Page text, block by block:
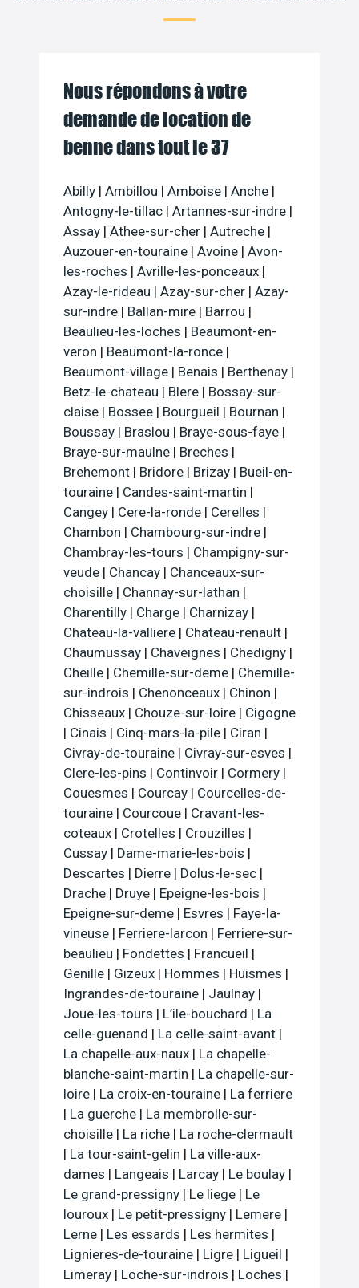
Nous répondons à votre
demande de location de
benne dans tout le 37
Abilly | Ambillou | Amboise | Anche |
Antogny-le-tillac | Artannes-sur-indre |
Assay | Athee-sur-cher | Autreche |
Auzouer-en-touraine | Avoine | Avon-
les-roches | Avrille-les-ponceaux |
Azay-le-rideau | Azay-sur-cher | Azay-
sur-indre | Ballan-mire | Barrou |
Beaulieu-les-loches | Beaumont-en-
veron | Beaumont-la-ronce |
Beaumont-village | Benais | Berthenay |
Betz-le-chateau | Blere | Bossay-sur-
claise | Bossee | Bourgueil | Bournan |
Boussay | Braslou | Braye-sous-faye |
Braye-sur-maulne | Breches |
Brehemont | Bridore | Brizay | Bueil-en-
touraine | Candes-saint-martin |
Cangey | Cere-la-ronde | Cerelles |
Chambon | Chambourg-sur-indre |
Chambray-les-tours | Champigny-sur-
veude | Chancay | Chanceaux-sur-
choisille | Channay-sur-lathan |
Charentilly | Charge | Charnizay |
Chateau-la-valliere | Chateau-renault |
Chaumussay | Chaveignes | Chedigny |
Cheille | Chemille-sur-deme | Chemille-
sur-indrois | Chenonceaux | Chinon |
Chisseaux | Chouze-sur-loire | Cigogne
| Cinais | Cinq-mars-la-pile | Ciran |
Civray-de-touraine | Civray-sur-esves |
Clere-les-pins | Continvoir | Cormery |
Couesmes | Courcay | Courcelles-de-
touraine | Courcoue | Cravant-les-
coteaux | Crotelles | Crouzilles |
Cussay | Dame-marie-les-bois |
Descartes | Dierre | Dolus-le-sec |
Drache | Druye | Epeigne-les-bois |
Epeigne-sur-deme | Esvres | Faye-la-
vineuse | Ferriere-larcon | Ferriere-sur-
beaulieu | Fondettes | Francueil |
Genille | Gizeux | Hommes | Huismes |
Ingrandes-de-touraine | Jaulnay |
Joue-les-tours | L’ile-bouchard | La
celle-guenand | La celle-saint-avant |
La chapelle-aux-naux | La chapelle-
blanche-saint-martin | La chapelle-sur-
loire | La croix-en-touraine | La ferriere
| La guerche | La membrolle-sur-
choisille | La riche | La roche-clermault
| La tour-saint-gelin | La ville-aux-
dames | Langeais | Larcay | Le boulay |
Le grand-pressigny | Le liege | Le
louroux | Le petit-pressigny | Lemere |
Lerne | Les essards | Les hermites |
Lignieres-de-touraine | Ligre | Ligueil |
Limeray | Loche-sur-indrois | Loches |